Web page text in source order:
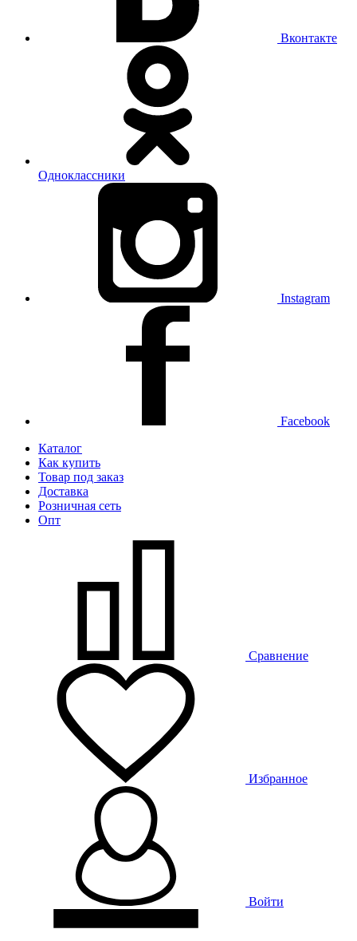
Вконтакте
Одноклассники
Instagram
Facebook
Каталог
Как купить
Товар под заказ
Доставка
Розничная сеть
Опт
Сравнение
Избранное
Войти